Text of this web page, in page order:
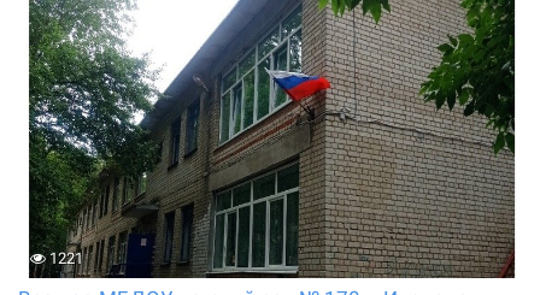
1221